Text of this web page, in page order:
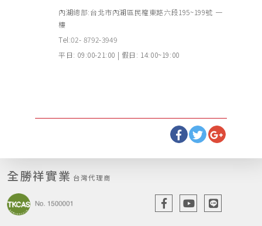
內湖總部:台北市內湖區民權東路六段195~199號 一
樓
Tel:02- 8792-3949
平日: 09:00-21:00 | 假日: 14:00~19:00
全勝祥實業 台灣代理商